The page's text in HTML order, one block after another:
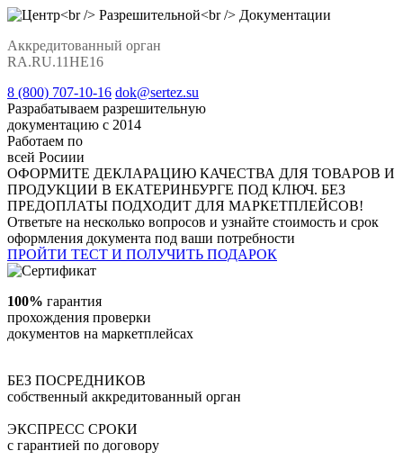
Аккредитованный орган
RA.RU.11НЕ16
8 (800) 707-10-16 dok@sertez.su
Разрабатываем разрешительную
документацию с 2014
Работаем по
всей Росиии
ОФОРМИТЕ ДЕКЛАРАЦИЮ КАЧЕСТВА ДЛЯ ТОВАРОВ И
ПРОДУКЦИИ В ЕКАТЕРИНБУРГЕ ПОД КЛЮЧ. БЕЗ
ПРЕДОПЛАТЫ ПОДХОДИТ ДЛЯ МАРКЕТПЛЕЙСОВ!
Ответьте на несколько вопросов и узнайте стоимость и срок
оформления документа под ваши потребности
ПРОЙТИ ТЕСТ И ПОЛУЧИТЬ ПОДАРОК
100% гарантия
прохождения проверки
документов на маркетплейсах
БЕЗ ПОСРЕДНИКОВ
собственный аккредитованный орган
ЭКСПРЕСС СРОКИ
с гарантией по договору